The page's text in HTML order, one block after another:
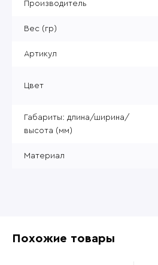
Производитель
Вес (гр)
Артикул
Цвет
Габариты: длина/ширина/
высота (мм)
Материал
Похожие товары